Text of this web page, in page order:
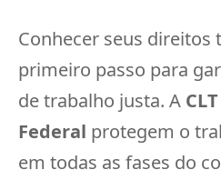
Conhecer seus direitos
primeiro passo para
de trabalho justa. A CLT
Federal protegem o
em todas as fases do